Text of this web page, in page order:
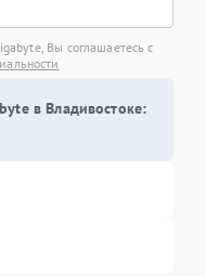
Вы соглашаетесь с
в Владивостоке: